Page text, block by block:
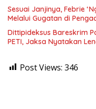
Sesuai Janjinya, Febrie
Melalui Gugatan di
Dittipideksus Bareskrim
PETI, Jaksa Nyatakan
Post Views: 346